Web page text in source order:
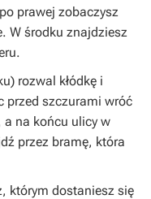
prawej zobaczysz
W środku znajdziesz
rozwal kłódkę i
przed szczurami wróć
na końcu ulicy w
przez bramę, która
którym dostaniesz się